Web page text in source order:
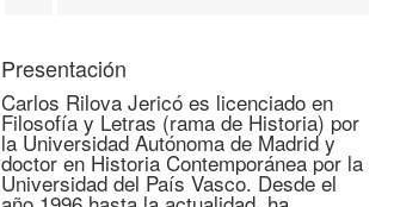
Presentación
Carlos Rilova Jericó es licenciado en
Filosofía y Letras (rama de Historia) por
la Universidad Autónoma de Madrid y
doctor en Historia Contemporánea por la
Universidad del País Vasco. Desde el